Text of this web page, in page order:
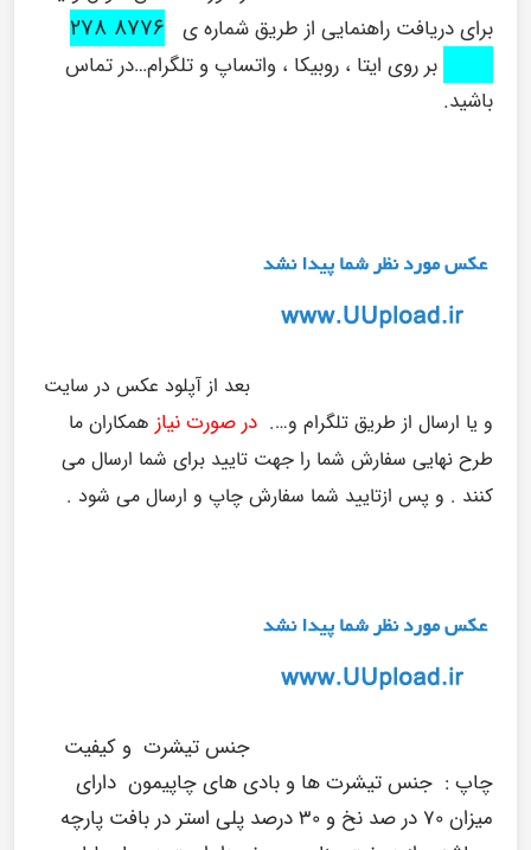
برای دریافت راهنمایی از طریق شماره ی
۸۷۷۶ ۲۷۸
بر روی ایتا ، روبیکا ، واتساپ و تلگرام…در تماس
باشید.
بعد از آپلود عکس در سایت
و یا ارسال از طریق تلگرام و…. در صورت نیاز همکاران ما
طرح نهایی سفارش شما را جهت تایید برای شما ارسال می
کنند . و پس ازتایید شما سفارش چاپ و ارسال می شود .
جنس تیشرت و کیفیت
چاپ : جنس تیشرت ها و بادی های چاپیمون دارای
میزان ۷۰ در صد نخ و ۳۰ درصد پلی استر در بافت پارچه